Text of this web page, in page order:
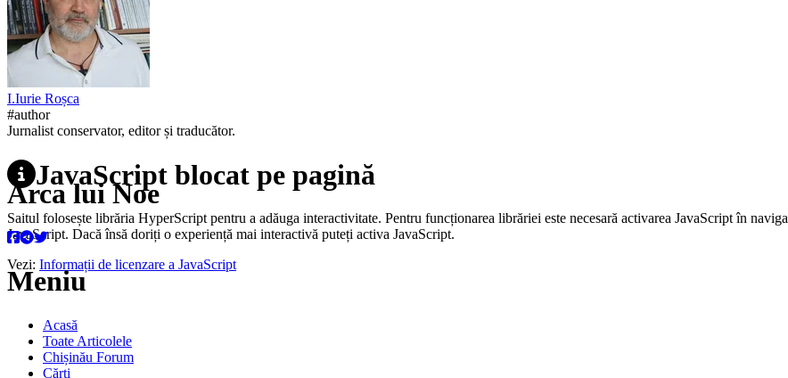
I.Iurie Roșca
#author
Jurnalist conservator, editor și traducător.
JavaScript blocat pe pagină
Saitul folosește librăria HyperScript pentru a adăuga interactivitate. Pentru funcționarea librăriei este necesară activarea JavaScript în
JavaScript. Dacă însă doriți o experiență mai interactivă puteți activa JavaScript.
Vezi: Informații de licenzare a JavaScript
Arca lui Noe
Meniu
Acasă
Toate Articolele
Chișinău Forum
Cărți